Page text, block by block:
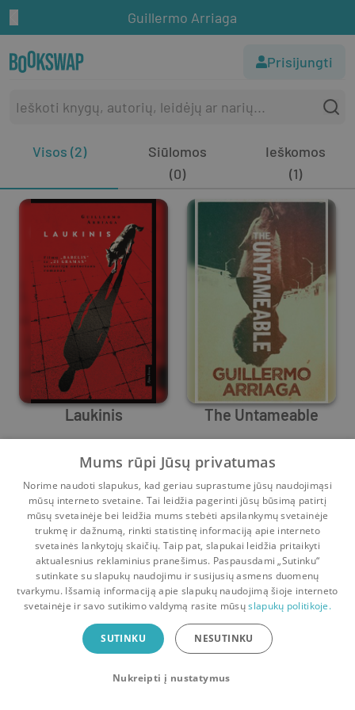
Guillermo Arriaga
Prisijungti
Visos (2)
Siūlomos
(0)
Ieškomos
(1)
Laukinis
Guillermo Arriaga
0 53
The Untameable
Guillermo Arriaga
0 0
Pradinis Krepšelis Pokalbiai Pranešimai Paskyra
Bookswap programėlė
Mainykis knygomis dar patogiau!
Uždaryti
Mums rūpi Jūsų privatumas
Norime naudoti slapukus, kad geriau suprastume jūsų naudojimąsi
mūsų interneto svetaine. Tai leidžia pagerinti jūsų būsimą patirtį
mūsų svetainėje bei leidžia mums stebėti apsilankymų svetainėje
trukmę ir dažnumą, rinkti statistinę informaciją apie interneto
svetainės lankytojų skaičių. Taip pat, slapukai leidžia pritaikyti
aktualesnius reklaminius pranešimus. Paspausdami „Sutinku“
sutinkate su slapukų naudojimu ir susijusių asmens duomenų
tvarkymu. Išsamią informaciją apie slapukų naudojimą šioje interneto
svetainėje ir savo sutikimo valdymą rasite mūsųslapukų politikoje.
SUTINKU NESUTINKU
Nukreipti į nustatymus